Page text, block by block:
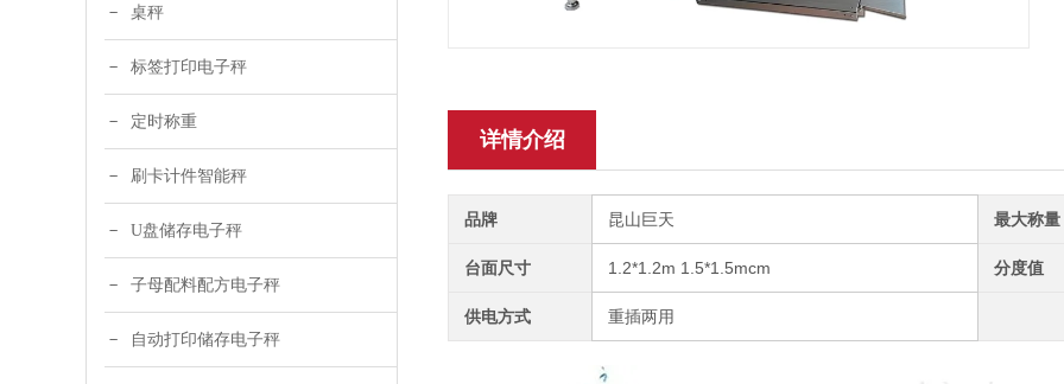
桌秤
标签打印电子秤
定时称重
刷卡计件智能秤
U盘储存电子秤
子母配料配方电子秤
自动打印储存电子秤
详情介绍
品牌 昆山巨天 最大称量
台面尺寸 1.2*1.2m 1.5*1.5mcm 分度值
供电方式 重插两用